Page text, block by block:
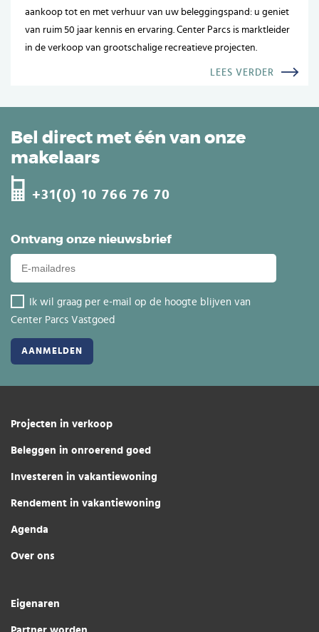
aankoop tot en met verhuur van uw beleggingspand: u geniet
van ruim 50 jaar kennis en ervaring. Center Parcs is marktleider
in de verkoop van grootschalige recreatieve projecten.
LEES VERDER
Ontvang onze nieuwsbrief
Ik wil graag per e-mail op de hoogte blijven van
Center Parcs Vastgoed
Bel direct met één van onze
makelaars
+31(0) 10 766 76 70
Projecten in verkoop
Beleggen in onroerend goed
Investeren in vakantiewoning
Rendement in vakantiewoning
Agenda
Over ons
Eigenaren